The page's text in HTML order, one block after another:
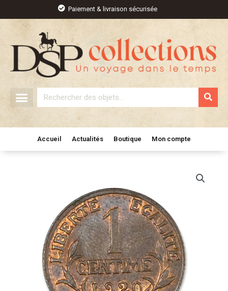
contenu
Paiement & livraison sécurisée
Rechercher
Accueil Actualités Boutique Mon compte